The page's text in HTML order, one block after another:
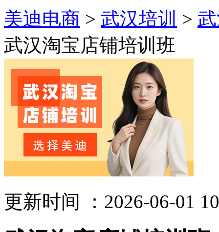
美迪电商 > 武汉培训 >
武汉淘宝店铺培训班
更新时间 ：2026-06-01